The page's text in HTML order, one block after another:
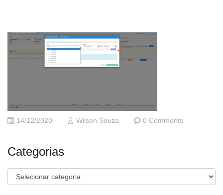
14/12/2020 Wilson Souza 0 Comments
Categorias
Categorias